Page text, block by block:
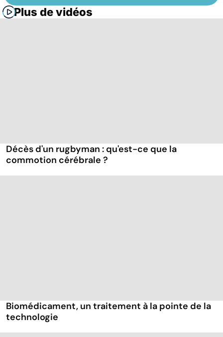
Plus de vidéos
Décès d'un rugbyman : qu'est-ce que la
commotion cérébrale ?
Biomédicament, un traitement à la pointe de la
technologie